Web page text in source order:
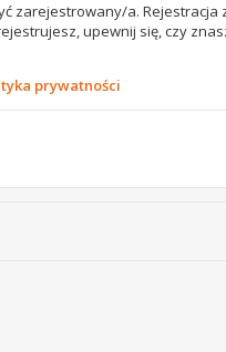
zarejestrowany/a.
upewnij się, czy
prywatności